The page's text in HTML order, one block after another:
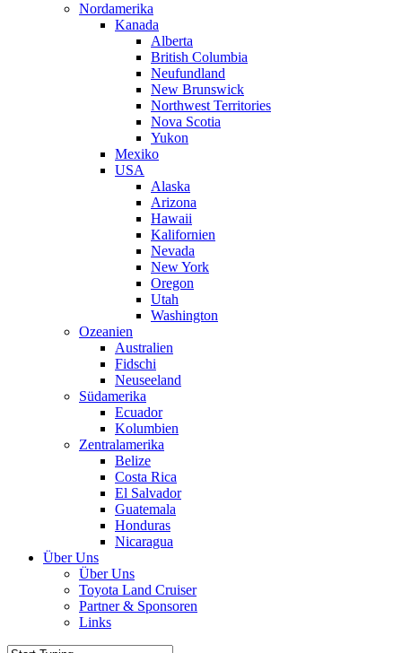
Nordamerika
Kanada
Alberta
British Columbia
Neufundland
New Brunswick
Northwest Territories
Nova Scotia
Yukon
Mexiko
USA
Alaska
Arizona
Hawaii
Kalifornien
Nevada
New York
Oregon
Utah
Washington
Ozeanien
Australien
Fidschi
Neuseeland
Südamerika
Ecuador
Kolumbien
Zentralamerika
Belize
Costa Rica
El Salvador
Guatemala
Honduras
Nicaragua
Über Uns
Über Uns
Toyota Land Cruiser
Partner & Sponsoren
Links